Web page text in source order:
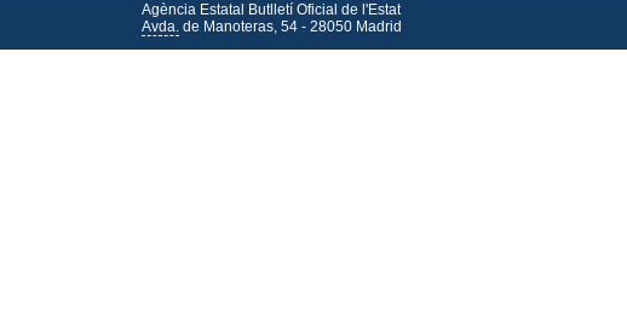
Agència Estatal Butlletí Oficial de l'Estat
Avda.de Manoteras, 54 - 28050 Madrid